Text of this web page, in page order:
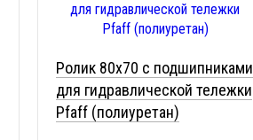
Ролик 80x70 с подшипниками
для гидравлической тележки
Pfaff (полиуретан)